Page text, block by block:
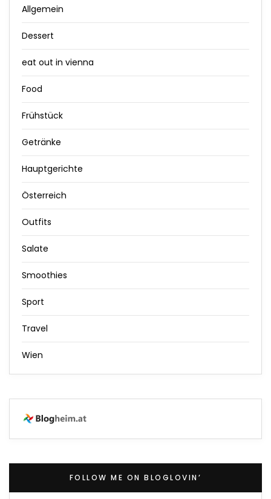
Allgemein
Dessert
eat out in vienna
Food
Frühstück
Getränke
Hauptgerichte
Österreich
Outfits
Salate
Smoothies
Sport
Travel
Wien
FOLLOW ME ON BLOGLOVIN’